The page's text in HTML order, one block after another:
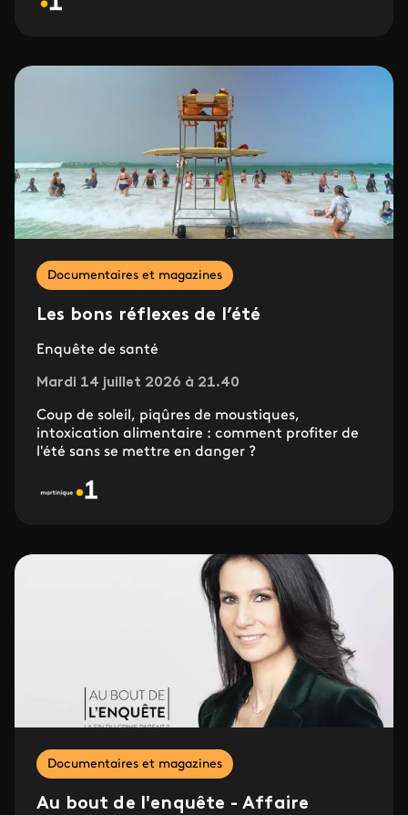
Documentaires et magazines
Les bons réflexes de l’été
Enquête de santé
Mardi 14 juillet 2026 à 21.40
Coup de soleil, piqûres de moustiques,
intoxication alimentaire : comment profiter de
l'été sans se mettre en danger ?
Documentaires et magazines
Au bout de l'enquête - Affaire